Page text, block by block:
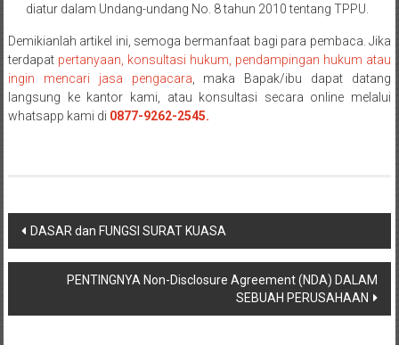
Riau/
Pekanbaru/
Bangkinang/
Duri/
NTT/
Balik
papan/
Kalimantan
diatur dalam Undang-undang No. 8 tahun 2010 tentang TPPU.
Demikianlah artikel ini, semoga bermanfaat bagi para pembaca. Jika
terdapat pertanyaan, konsultasi hukum, pendampingan hukum atau
ingin mencari jasa pengacara , maka Bapak/ibu dapat datang
langsung ke kantor kami, atau konsultasi secara online melalui
whatsapp kami di 0877-9262-2545.
Navigasi
pos
DASAR dan FUNGSI SURAT KUASA
PENTINGNYA Non-Disclosure Agreement (NDA) DALAM
SEBUAH PERUSAHAAN